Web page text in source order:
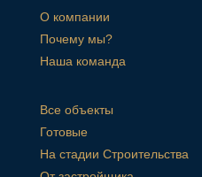
О компании
Почему мы?
Наша команда
Все объекты
Готовые
На стадии Строительства